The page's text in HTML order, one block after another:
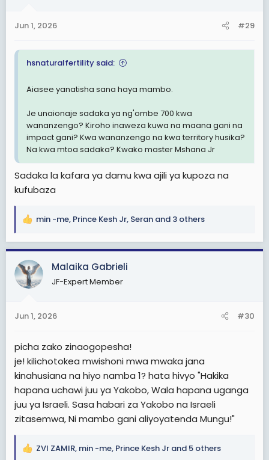
s
Jun 1, 2026 #29
hsnaturalfertility said:
Aiasee yanatisha sana haya mambo.
Je unaionaje sadaka ya ng'ombe 700 kwa
wananzengo? Kiroho inaweza kuwa na maana gani na
impact gani? Kwa wananzengo na kwa territory husika?
Na kwa mtoa sadaka? Kwako master Mshana Jr
Sadaka la kafara ya damu kwa ajili ya kupoza na
kufubaza
R
a
c
t
i
s
min -me, Prince Kesh Jr, Seran and 3 others
Malaika Gabrieli
JF-Expert Member
Jun 1, 2026 #30
picha zako zinaogopesha!
je! kilichotokea mwishoni mwa mwaka jana
kinahusiana na hiyo namba 1? hata hivyo "Hakika
hapana uchawi juu ya Yakobo, Wala hapana uganga
juu ya Israeli. Sasa habari za Yakobo na Israeli
zitasemwa, Ni mambo gani aliyoyatenda Mungu!"
R
ZVI ZAMIR, min -me, Prince Kesh Jr and 5 others